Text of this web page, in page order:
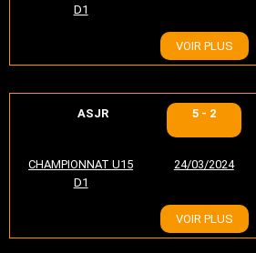
D1
VOIR PLUS
ASJR 5 - 2
CHAMPIONNAT U15
D1
24/03/2024
VOIR PLUS